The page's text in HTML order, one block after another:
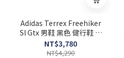
Adidas Terrex Freehiker
Sl Gtx 男鞋 黑色 健行鞋 防
潑水 避震 休閒鞋 KJ4430
NT$3,780
NT$4,290